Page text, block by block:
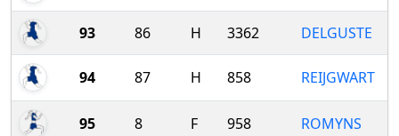
93 86 H 3362 DELGUSTE
94 87 H 858 REIJGWART
95 8 F 958 ROMYNS